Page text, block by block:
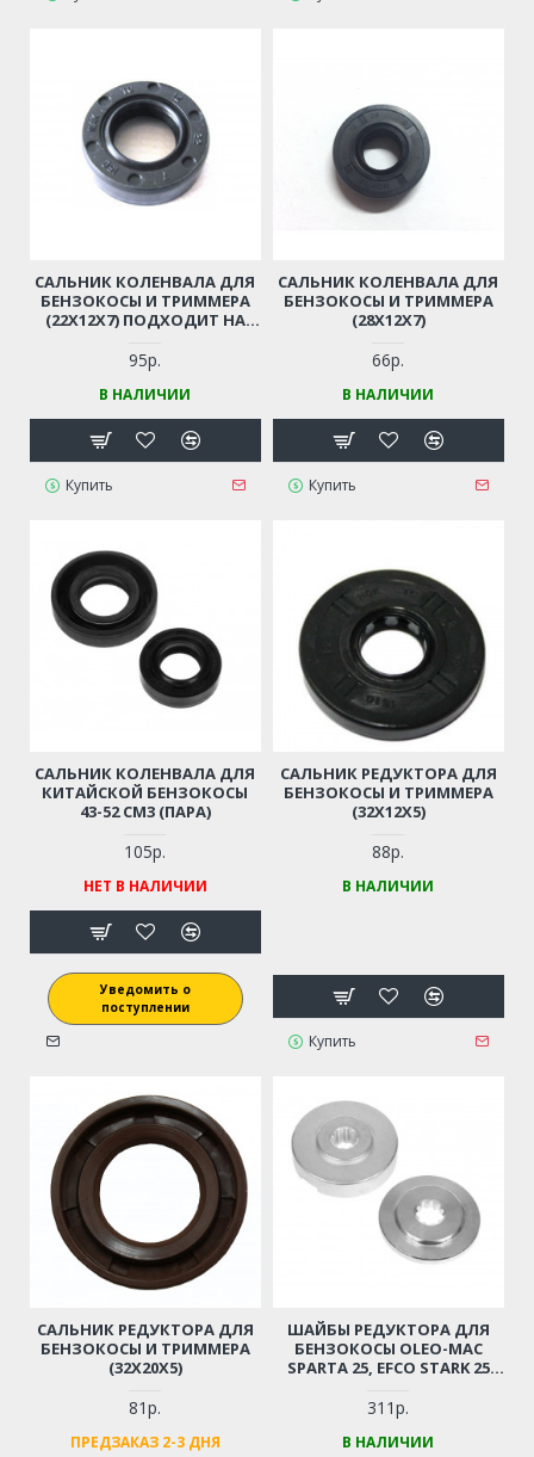
САЛЬНИК КОЛЕНВАЛА ДЛЯ
БЕНЗОКОСЫ И ТРИММЕРА
(22Х12Х7) ПОДХОДИТ НА
STIHL И Т.Д.
95р.
В НАЛИЧИИ
Купить
САЛЬНИК КОЛЕНВАЛА ДЛЯ
БЕНЗОКОСЫ И ТРИММЕРА
(28Х12Х7)
66р.
В НАЛИЧИИ
Купить
САЛЬНИК КОЛЕНВАЛА ДЛЯ
КИТАЙСКОЙ БЕНЗОКОСЫ
43-52 СМ3 (ПАРА)
105р.
НЕТ В НАЛИЧИИ
Уведомить о
поступлении
САЛЬНИК РЕДУКТОРА ДЛЯ
БЕНЗОКОСЫ И ТРИММЕРА
(32X12X5)
88р.
В НАЛИЧИИ
Купить
САЛЬНИК РЕДУКТОРА ДЛЯ
БЕНЗОКОСЫ И ТРИММЕРА
(32X20X5)
81р.
ПРЕДЗАКАЗ 2-3 ДНЯ
ШАЙБЫ РЕДУКТОРА ДЛЯ
БЕНЗОКОСЫ OLEO-MAC
SPARTA 25, EFCO STARK 25
311р.
В НАЛИЧИИ